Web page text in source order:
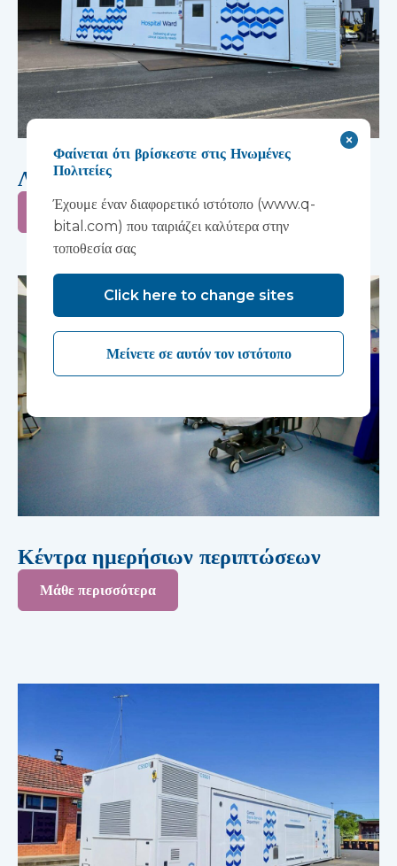
Λύσεις θαλάμου
Μάθε περισσότερα
Κέντρα ημερήσιων περιπτώσεων
Μάθε περισσότερα
Φαίνεται ότι βρίσκεστε στις Ηνωμένες
Πολιτείες
Έχουμε έναν διαφορετικό ιστότοπο (www.q-
bital.com) που ταιριάζει καλύτερα στην
τοποθεσία σας
Click here to change sites
Μείνετε σε αυτόν τον ιστότοπο